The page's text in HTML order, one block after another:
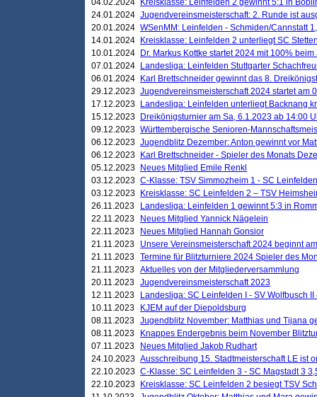
04.02.2024
Kreisklasse: Leinfelden 2 gewinnt 5:1 in
24.01.2024 Jugendvereinsmeisterschaft: 2. Runde ist
20.01.2024 WSenMM: Leinfelden - Schmiden/Cannstatt
14.01.2024
Kreisklasse: Leinfelden 2 unterliegt SC
10.01.2024
Dr. Markus Kottke startet 2024 mit 100%
07.01.2024
Landesliga: Leinfelden Stuttgarter
06.01.2024
Karl Brettschneider gewinnt das 8.
29.12.2023 Jugendvereinsmeisterschaft 2024 startet am
17.12.2023
Landesliga: Leinfelden unterliegt Backnang
15.12.2023
Dreikönigsturnier am Sa, 6.1.2023 ab 14:00
09.12.2023 Württembergische Senioren-
06.12.2023 Jugendblitz Dezember: Anton gewinnt vor
06.12.2023
Karl Brettschneider - Spieler des Monats
05.12.2023
Neues Mitglied Emile Renkl
03.12.2023 C-Klasse: TSV Simmozheim 1 - SC
03.12.2023
Kreisklasse: SC Leinfelden 2 – TSV
26.11.2023
Landesliga: Leinfelden 1 gewinnt 5:3 in
22.11.2023
Neues Mitglied Yannick Nägelein
22.11.2023
Neues Mitglied Hannah Gonsior
21.11.2023
Unsere Vereinsmeisterschaft 2024 beginnt
21.11.2023 Termine für Blitzturniere 2024 Spieler des
21.11.2023 Aktuelles von der Mitgliederversammlung
20.11.2023 Jugendvereinsmeisterschaft 2023
12.11.2023
Landesliga: SC Leinfelden I - SV Wolfbusch II
10.11.2023
KJEM auf der Diepoldsburg
08.11.2023 Jugendblitz November: Matthias und Tijana
08.11.2023
Knappes Endergebnis beim November
07.11.2023
Neues Mitglied Jakob Rudhart
24.10.2023 Ausschreibung 15. Stadtmeisterschaft LE ist
22.10.2023 C-Klasse: SC Leinfelden 3 - SC Magstadt 3
22.10.2023
Kreisklasse: SC Leinfelden 2 besiegt TSV